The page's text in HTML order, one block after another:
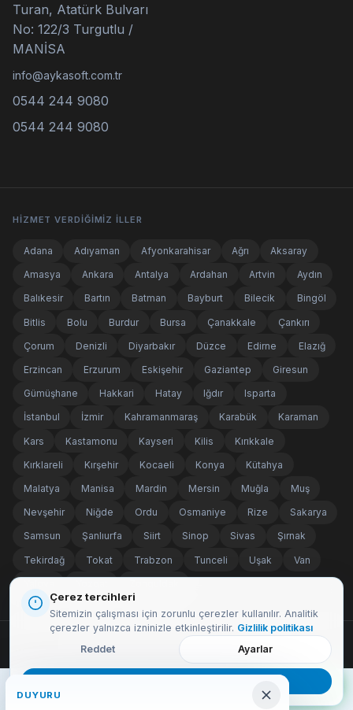
Turan, Atatürk Bulvarı
No: 122/3 Turgutlu /
MANİSA
info@aykasoft.com.tr
0544 244 9080
0544 244 9080
HIZMET VERDIĞIMIZ İLLER
Adana Adıyaman Afyonkarahisar Ağrı Aksaray
Amasya Ankara Antalya Ardahan Artvin Aydın
Balıkesir Bartın Batman Bayburt Bilecik Bingöl
Bitlis Bolu Burdur Bursa Çanakkale Çankırı
Çorum Denizli Diyarbakır Düzce Edirne Elazığ
Erzincan Erzurum Eskişehir Gaziantep Giresun
Gümüşhane Hakkari Hatay Iğdır Isparta
İstanbul İzmir Kahramanmaraş Karabük Karaman
Kars Kastamonu Kayseri Kilis Kırıkkale
Kırklareli Kırşehir Kocaeli Konya Kütahya
Malatya Manisa Mardin Mersin Muğla Muş
Nevşehir Niğde Ordu Osmaniye Rize Sakarya
Samsun Şanlıurfa Siirt Sinop Sivas Şırnak
Tekirdağ Tokat Trabzon Tunceli Uşak Van
© 2026 AYKASOFT — Tüm Hakları Saklıdır.
WhatsApp
0544 244 90 80
Çerez tercihleri
Sitemizin çalışması için zorunlu çerezler kullanılır. Analitik
çerezler yalnızca izninizle etkinleştirilir. Gizlilik politikası
Reddet
Ayarlar
DUYURU